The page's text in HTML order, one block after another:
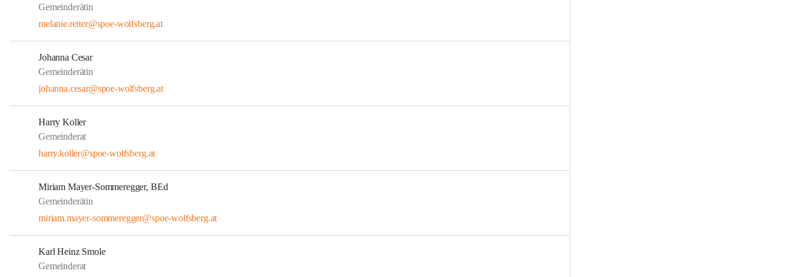
Gemeinderätin
melanie.reiter@spoe-wolfsberg.at
Johanna Cesar
Gemeinderätin
johanna.cesar@spoe-wolfsberg.at
Harry Koller
Gemeinderat
harry.koller@spoe-wolfsberg.at
Miriam Mayer-Sommeregger, BEd
Gemeinderätin
miriam.mayer-sommeregger@spoe-wolfsberg.at
Karl Heinz Smole
Gemeinderat